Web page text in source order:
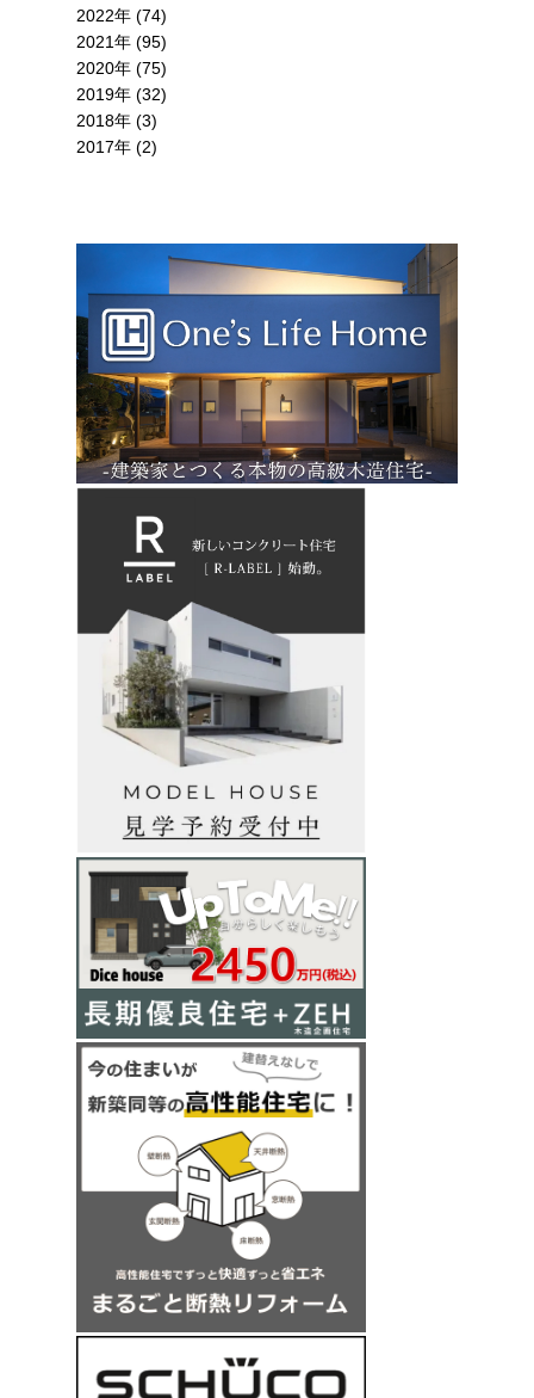
2022年 (74)
2021年 (95)
2020年 (75)
2019年 (32)
2018年 (3)
2017年 (2)